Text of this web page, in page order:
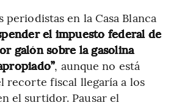
en la Casa Blanca
el impuesto federal de
galón sobre la gasolina
, aunque no está
recorte fiscal llegaría a los
el surtidor. Pausar el